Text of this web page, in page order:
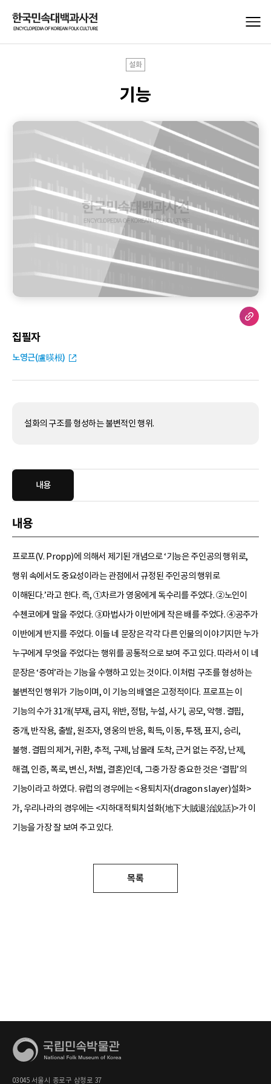
설화
기능
집필자
노영근(盧暎根)
설화의 구조를 형성하는 불변적인 행위.
내용
내용
프로프(V. Propp)에 의해서 제기된 개념으로 ‘기능은 주인공의 행위로,
행위 속에서도 중요성이라는 관점에서 규정된 주인공의 행위로
이해된다.’라고 한다. 즉, ①차르가 영웅에게 독수리를 주었다. ②노인이
수첸코에게 말을 주었다. ③마법사가 이반에게 작은 배를 주었다. ④공주가
이반에게 반지를 주었다. 이들 네 문장은 각각 다른 인물의 이야기지만 누가
누구에게 무엇을 주었다는 행위를 공통적으로 보여 주고 있다. 따라서 이 네
문장은 ‘증여’라는 기능을 수행하고 있는 것이다. 이처럼 구조를 형성하는
불변적인 행위가 기능이며, 이 기능의 배열은 고정적이다. 프로프는 이
기능의 수가 31개(부재, 금지, 위반, 정탐, 누설, 사기, 공모, 악행․결핍,
중개, 반작용, 출발, 원조자, 영웅의 반응, 획득, 이동, 투쟁, 표지, 승리,
불행․결핍의 제거, 귀환, 추적, 구제, 남몰래 도착, 근거 없는 주장, 난제,
해결, 인증, 폭로, 변신, 처벌, 결혼)인데, 그중 가장 중요한 것은 ‘결핍’의
기능이라고 하였다. 유럽의 경우에는 <용퇴치자(dragon slayer)설화>
가, 우리나라의 경우에는 <지하대적퇴치설화(地下大賊退治說話)>가 이
기능을 가장 잘 보여 주고 있다.
목록
03045 서울시 종로구 삼청로 37